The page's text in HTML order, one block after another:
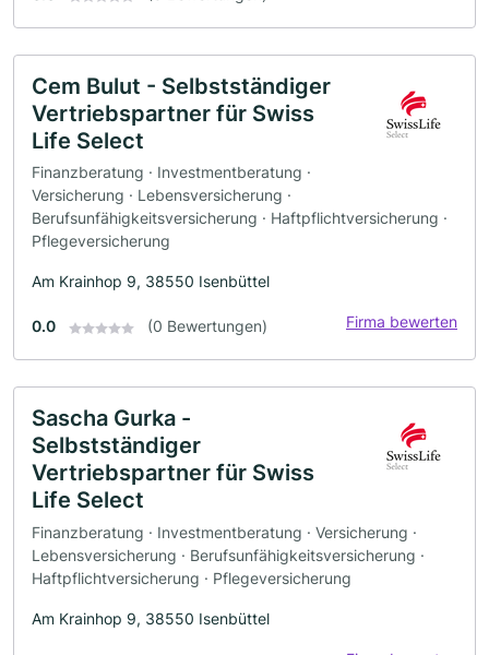
Cem Bulut - Selbstständiger
Vertriebspartner für Swiss
Life Select
Finanzberatung · Investmentberatung ·
Versicherung · Lebensversicherung ·
Berufsunfähigkeitsversicherung · Haftpflichtversicherung ·
Pflegeversicherung
Am Krainhop 9, 38550 Isenbüttel
0.0 (0 Bewertungen) Firma bewerten
Sascha Gurka -
Selbstständiger
Vertriebspartner für Swiss
Life Select
Finanzberatung · Investmentberatung · Versicherung ·
Lebensversicherung · Berufsunfähigkeitsversicherung ·
Haftpflichtversicherung · Pflegeversicherung
Am Krainhop 9, 38550 Isenbüttel